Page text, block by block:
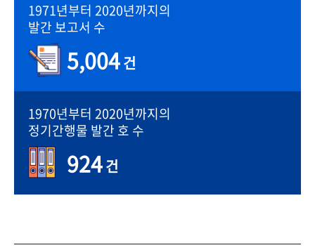
1971년부터 2020년까지의
발간 보고서 수
5,004건
1970년부터 2020년까지의
정기간행물 발간 호 수
924건